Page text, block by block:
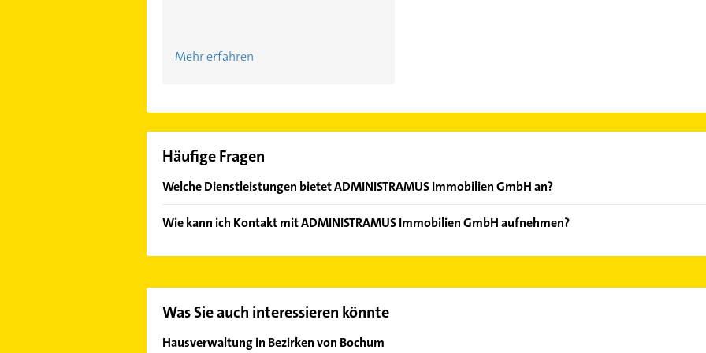
Mehr erfahren
Häufige Fragen
Welche Dienstleistungen bietet ADMINISTRAMUS Immobilien GmbH an?
Wie kann ich Kontakt mit ADMINISTRAMUS Immobilien GmbH aufnehmen?
Was Sie auch interessieren könnte
Hausverwaltung in Bezirken von Bochum